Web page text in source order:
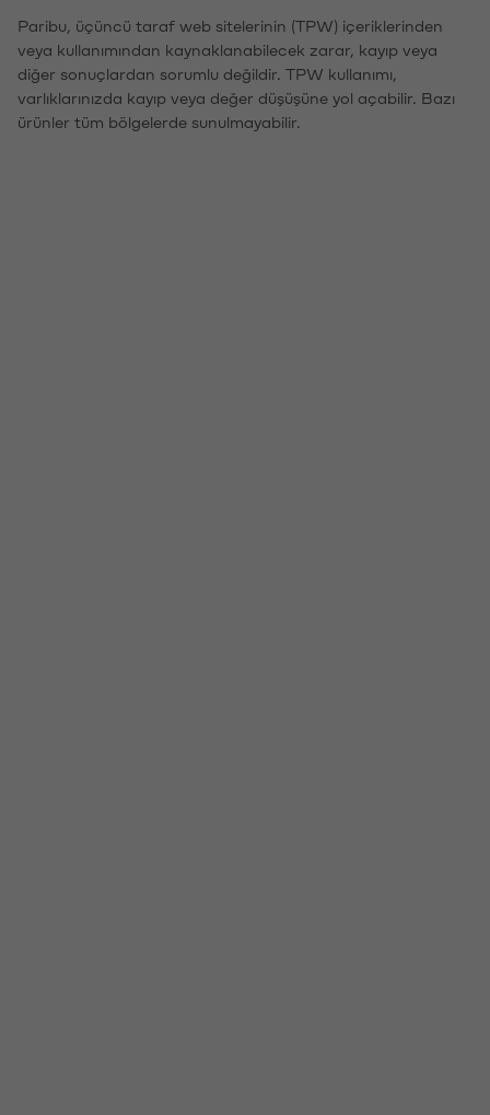
Paribu, üçüncü taraf web sitelerinin (TPW) içeriklerinden
veya kullanımından kaynaklanabilecek zarar, kayıp veya
diğer sonuçlardan sorumlu değildir. TPW kullanımı,
varlıklarınızda kayıp veya değer düşüşüne yol açabilir. Bazı
ürünler tüm bölgelerde sunulmayabilir.